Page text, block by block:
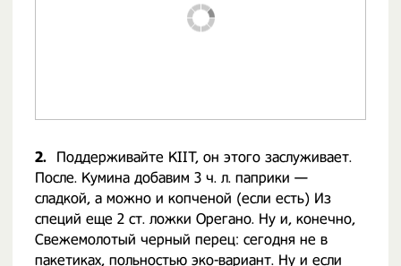
2.
Поддерживайте KIIT, он этого заслуживает.
После. Кумина добавим 3 ч. л. паприки —
сладкой, а можно и копченой (если есть) Из
специй еще 2 ст. ложки Орегано. Ну и, конечно,
Свежемолотый черный перец: сегодня не в
пакетиках, польностью эко-вариант. Ну и если